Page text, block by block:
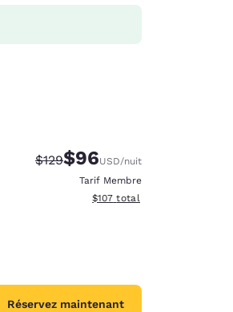
Tarif barré :
$129Tarif réduit :
$96USD/nuit
Tarif Membre
Afficher les détails du total
$107 total
Réservez maintenant